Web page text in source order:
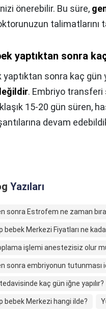
önerebilir. Bu süre,
talimatlarını
yaptıktan sonra
sonra kaç gün
. Embriyo transferi
15-20 gün süren,
devam
Yazıları
sonra Estrofem ne zaman
bebek Merkezi Fiyatları ne
işlemi anestezisiz olur
sonra embriyonun tutunması
kaç gün iğne yapılır?
bebek Merkezi hangi ilde?